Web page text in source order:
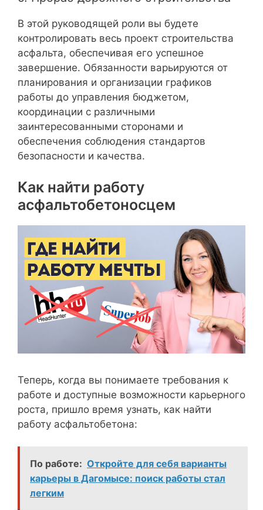
В этой руководящей роли вы будете
контролировать весь проект строительства
асфальта, обеспечивая его успешное
завершение. Обязанности варьируются от
планирования и организации графиков
работы до управления бюджетом,
координации с различными
заинтересованными сторонами и
обеспечения соблюдения стандартов
безопасности и качества.
Как найти работу
асфальтобетоносцем
Теперь, когда вы понимаете требования к
работе и доступные возможности карьерного
роста, пришло время узнать, как найти
работу асфальтобетона:
По работе: Откройте для себя варианты
карьеры в Дагомысе: поиск работы стал
легким